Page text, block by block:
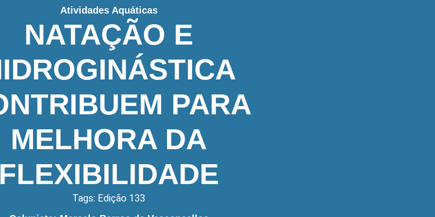
Atividades Aquáticas
NATAÇÃO E
PARA
MELHORA DA
Tags: Edição 133